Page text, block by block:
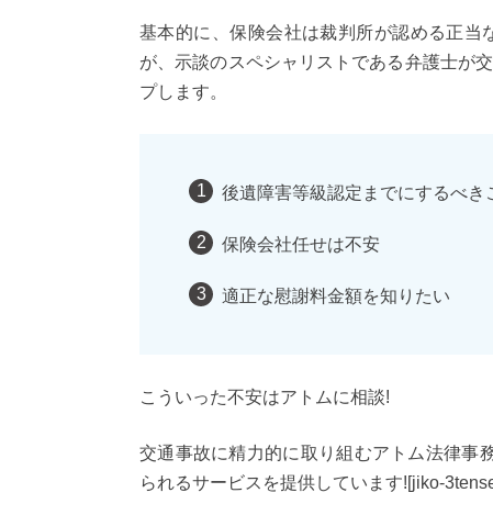
基本的に、保険会社は裁判所が認める正
が、示談のスペシャリストである弁護士が
プします。
後遺障害等級認定までにするべき
保険会社任せは不安
適正な慰謝料金額を知りたい
こういった不安はアトムに相談!
交通事故に精力的に取り組むアトム法律事
られるサービスを提供しています![jiko-